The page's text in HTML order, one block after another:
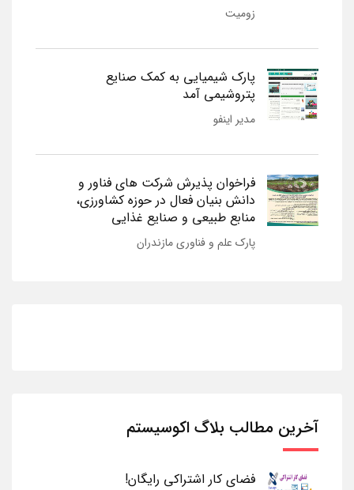
زومیت
پارک شیمیایی به کمک صنایع
پتروشیمی آمد
مدیر اینفو
فراخوان پذیرش شرکت های فناور و
دانش بنیان فعال در حوزه کشاورزی،
منابع طبیعی و صنایع غذایی
پارک علم و فناوری مازندران
آخرین مطالب بلاگ اکوسیستم
فضای کار اشتراکی رایگان!